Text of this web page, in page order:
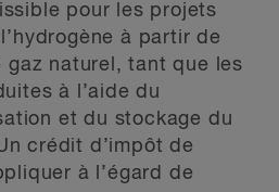
pour les projets
à partir de
gaz naturel, tant que les
à l’aide du
et du stockage du
crédit d’impôt de
à l’égard de